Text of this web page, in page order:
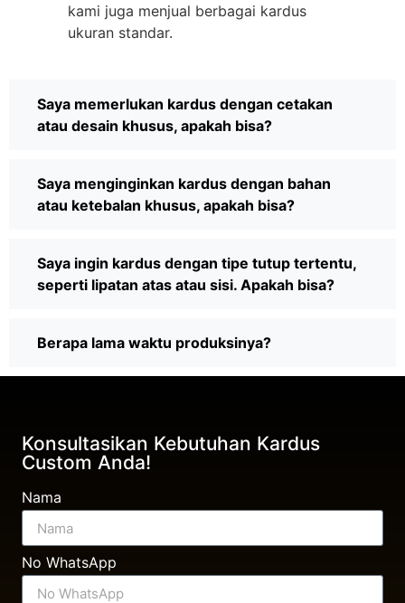
kami juga menjual berbagai kardus
ukuran standar.
Saya memerlukan kardus dengan cetakan
atau desain khusus, apakah bisa?
Saya menginginkan kardus dengan bahan
atau ketebalan khusus, apakah bisa?
Saya ingin kardus dengan tipe tutup tertentu,
seperti lipatan atas atau sisi. Apakah bisa?
Berapa lama waktu produksinya?
Konsultasikan Kebutuhan Kardus
Custom Anda!
Nama
No WhatsApp